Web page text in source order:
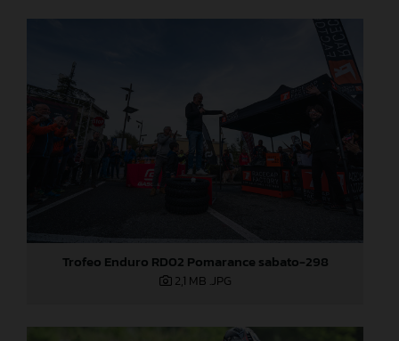
Trofeo Enduro RD02 Pomarance sabato-298
2,1 MB .JPG